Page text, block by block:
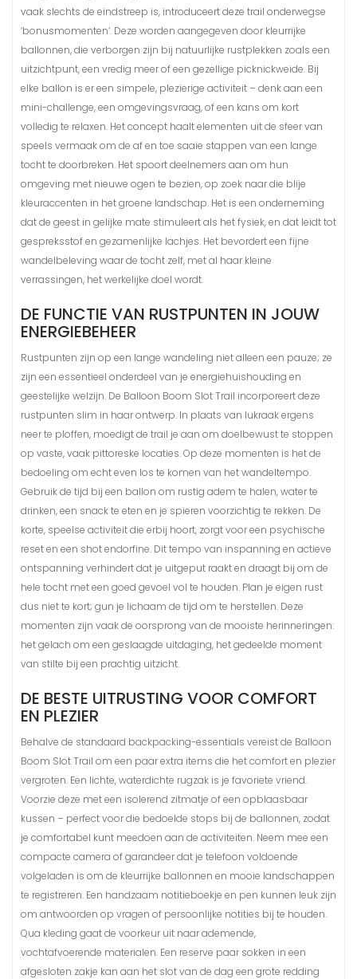
vaak slechts de eindstreep is, introduceert deze trail onderwegse
‘bonusmomenten’. Deze worden aangegeven door kleurrijke
ballonnen, die verborgen zijn bij natuurlijke rustplekken zoals een
uitzichtpunt, een vredig meer of een gezellige picknickweide. Bij
elke ballon is er een simpele, plezierige activiteit – denk aan een
mini-challenge, een omgevingsvraag, of een kans om kort
volledig te relaxen. Het concept haalt elementen uit de sfeer van
speels vermaak om de af en toe saaie stappen van een lange
tocht te doorbreken. Het spoort deelnemers aan om hun
omgeving met nieuwe ogen te bezien, op zoek naar die blije
kleuraccenten in het groene landschap. Het is een onderneming
dat de geest in gelijke mate stimuleert als het fysiek, en dat leidt tot
gespreksstof en gezamenlijke lachjes. Het bevordert een fijne
wandelbeleving waar de tocht zelf, met al haar kleine
verrassingen, het werkelijke doel wordt.
DE FUNCTIE VAN RUSTPUNTEN IN JOUW
ENERGIEBEHEER
Rustpunten zijn op een lange wandeling niet alleen een pauze; ze
zijn een essentieel onderdeel van je energiehuishouding en
geestelijke welzijn. De Balloon Boom Slot Trail incorporeert deze
rustpunten slim in haar ontwerp. In plaats van lukraak ergens
neer te ploffen, moedigt de trail je aan om doelbewust te stoppen
op vaste, vaak pittoreske locaties. Op deze momenten is het de
bedoeling om echt even los te komen van het wandeltempo.
Gebruik de tijd bij een ballon om rustig adem te halen, water te
drinken, een snack te eten en je spieren voorzichtig te rekken. De
korte, speelse activiteit die erbij hoort, zorgt voor een psychische
reset en een shot endorfine. Dit tempo van inspanning en actieve
ontspanning verhindert dat je uitgeput raakt en draagt bij om de
hele tocht met een goed gevoel vol te houden. Plan je eigen rust
dus niet te kort; gun je lichaam de tijd om te herstellen. Deze
momenten zijn vaak de oorsprong van de mooiste herinneringen:
het gelach om een geslaagde uitdaging, het gedeelde moment
van stilte bij een prachtig uitzicht.
DE BESTE UITRUSTING VOOR COMFORT
EN PLEZIER
Behalve de standaard backpacking-essentials vereist de Balloon
Boom Slot Trail om een paar extra items die het comfort en plezier
vergroten. Een lichte, waterdichte rugzak is je favoriete vriend.
Voorzie deze met een isolerend zitmatje of een opblaasbaar
kussen – perfect voor die bedoelde stops bij de ballonnen, zodat
je comfortabel kunt meedoen aan de activiteiten. Neem mee een
compacte camera of garandeer dat je telefoon voldoende
volgeladen is om de kleurrijke ballonnen en mooie landschappen
te registreren. Een handzaam notitieboekje en pen kunnen leuk zijn
om antwoorden op vragen of persoonlijke notities bij te houden.
Qua kleding gaat de voorkeur uit naar ademende,
vochtafvoerende materialen. Een reserve paar sokken in een
afgesloten zakje kan aan het slot van de dag een grote redding